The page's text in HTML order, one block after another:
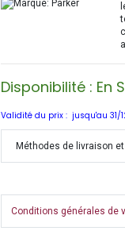
Disponibilité : En
Validité du prix : jusqu'au
Méthodes de livraison
Conditions générales de